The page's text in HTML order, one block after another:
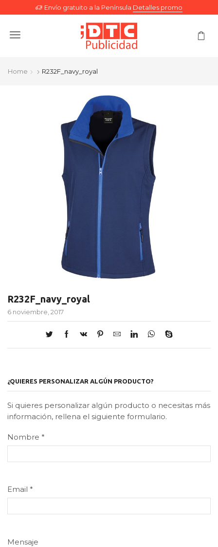
Envío gratuito a la Península Detalles promo
Menu
Home R232F_navy_royal
R232F_navy_royal
6 noviembre, 2017
¿QUIERES PERSONALIZAR ALGÚN PRODUCTO?
Si quieres personalizar algún producto o necesitas más
información, rellena el siguiente formulario.
Nombre *
Email *
Mensaje